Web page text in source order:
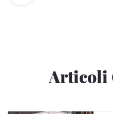
Articoli